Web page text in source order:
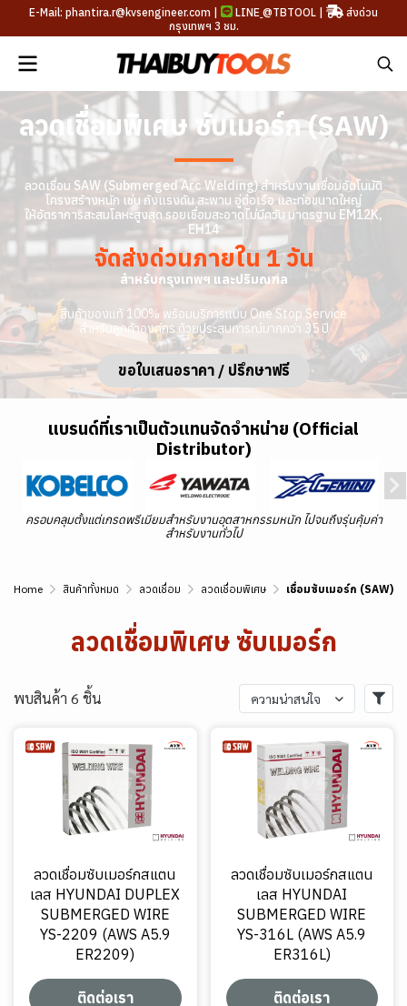
E-Mail: phantira.r@kvsengineer.com | LINE @TBTOOL |
ส่งด่วน
กรุงเทพฯ 3 ชม.
ลวดเชื่อมพิเศษ ซับเมอร์ก (SAW)
ลวดเชื่อม SAW (Submerged Arc Welding) สำหรับงานเชื่อมอัตโนมัติ
โครงสร้างหนัก เช่น ถังแรงดัน สะพาน อู่ต่อเรือ และท่อขนาดใหญ่
ให้อัตราการสะสมโลหะสูงสุด รอยเชื่อมสะอาดไม่มีควัน มาตรฐาน EM12K,
EH14
จัดส่งด่วนภายใน 1 วัน
สำหรับกรุงเทพฯ และปริมณฑล
สินค้าของแท้ 100% พร้อมบริการแบบ One Stop Service
สำหรับลูกค้าองค์กร ด้วยประสบการณ์มากกว่า 35 ปี
ขอใบเสนอราคา / ปรึกษาฟรี
แบรนด์ที่เราเป็นตัวแทนจัดจำหน่าย (Official
Distributor)
ครอบคลุมตั้งแต่เกรดพรีเมียมสำหรับงานอุตสาหกรรมหนัก ไปจนถึงรุ่นคุ้มค่า
สำหรับงานทั่วไป
Home สินค้าทั้งหมด ลวดเชื่อม ลวดเชื่อมพิเศษ เชื่อมซับเมอร์ก (SAW)
ลวดเชื่อมพิเศษ ซับเมอร์ก
พบสินค้า 6 ชิ้น ความน่าสนใจ
ลวดเชื่อมซับเมอร์กสแตน
เลส HYUNDAI DUPLEX
SUBMERGED WIRE
YS-2209 (AWS A5.9
ER2209)
ติดต่อเรา
ลวดเชื่อมซับเมอร์กสแตน
เลส HYUNDAI
SUBMERGED WIRE
YS-316L (AWS A5.9
ER316L)
ติดต่อเรา